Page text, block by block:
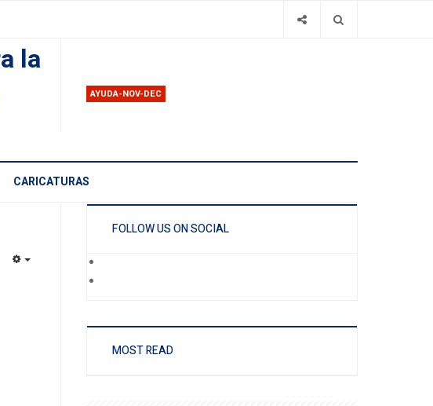
la
AYUDA-NOV-DEC
CARICATURAS
FOLLOW US ON SOCIAL
MOST READ